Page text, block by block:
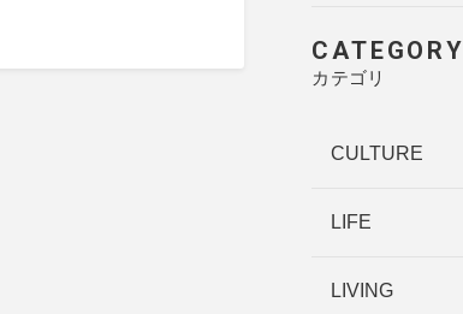
CATEGORY
カテゴリ
CULTURE
LIFE
LIVING